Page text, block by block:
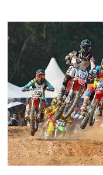
really
compare
the
greats?